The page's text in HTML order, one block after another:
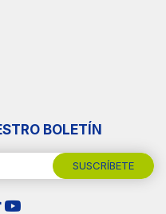
BOLETÍN
SUSCRÍBETE